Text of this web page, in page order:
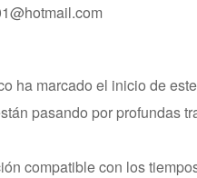
ha marcado el inicio de
pasando por profundas
compatible con los